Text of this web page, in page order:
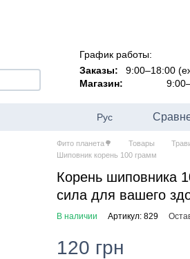
График работы:
Заказы:
9:00–18:00
Магазин:
Рус
Фито планета🌳 Товары
Шиповник корень 100 грамм
Корень шиповника
сила для вашего
В наличии Артикул: 829
120 грн